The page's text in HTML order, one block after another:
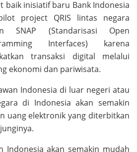
baik inisiatif baru Bank Indonesia
project QRIS lintas negara
SNAP (Standarisasi Open
Interfaces) karena
transaksi digital melalui
ekonomi dan pariwisata.
Indonesia di luar negeri atau
di Indonesia akan semakin
uang elektronik yang diterbitkan
Indonesia akan semakin mudah